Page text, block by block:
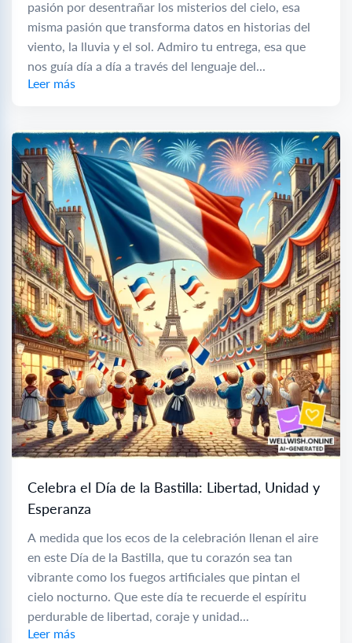
pasión por desentrañar los misterios del cielo, esa
misma pasión que transforma datos en historias del
viento, la lluvia y el sol. Admiro tu entrega, esa que
nos guía día a día a través del lenguaje del...
Leer más
Celebra el Día de la Bastilla: Libertad, Unidad y
Esperanza
A medida que los ecos de la celebración llenan el aire
en este Día de la Bastilla, que tu corazón sea tan
vibrante como los fuegos artificiales que pintan el
cielo nocturno. Que este día te recuerde el espíritu
perdurable de libertad, coraje y unidad...
Leer más